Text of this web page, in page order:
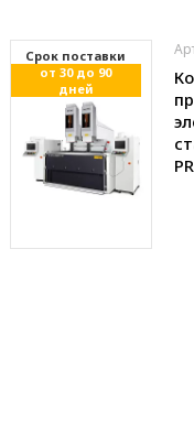
Cрок поставки
от 30 до 90
дней